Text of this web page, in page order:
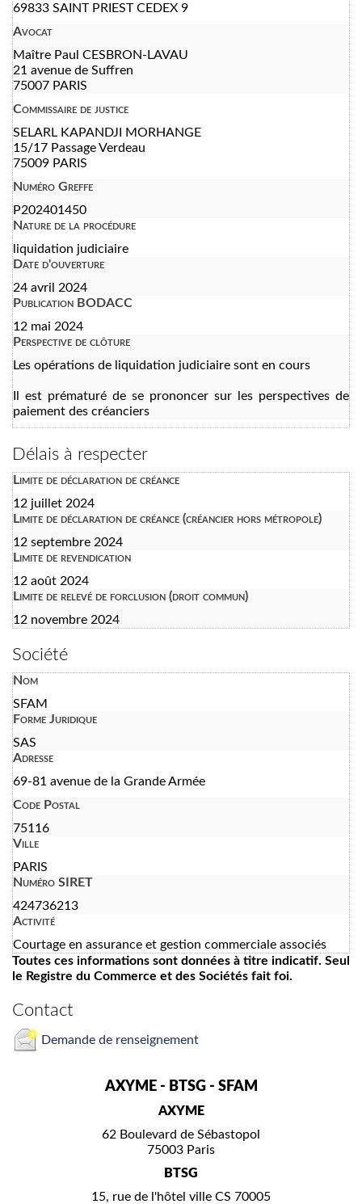
69833 SAINT PRIEST CEDEX 9
Avocat
Maître Paul CESBRON-LAVAU
21 avenue de Suffren
75007 PARIS
Commissaire de justice
SELARL KAPANDJI MORHANGE
15/17 Passage Verdeau
75009 PARIS
Numéro Greffe
P202401450
Nature de la procédure
liquidation judiciaire
Date d'ouverture
24 avril 2024
Publication BODACC
12 mai 2024
Perspective de clôture
Les opérations de liquidation judiciaire sont en cours
Il est prématuré de se prononcer sur les perspectives de
paiement des créanciers
Délais à respecter
Limite de déclaration de créance
12 juillet 2024
Limite de déclaration de créance (créancier hors métropole)
12 septembre 2024
Limite de revendication
12 août 2024
Limite de relevé de forclusion (droit commun)
12 novembre 2024
Société
Nom
SFAM
Forme Juridique
SAS
Adresse
69-81 avenue de la Grande Armée
Code Postal
75116
Ville
PARIS
Numéro SIRET
424736213
Activité
Courtage en assurance et gestion commerciale associés
Toutes ces informations sont données à titre indicatif. Seul
le Registre du Commerce et des Sociétés fait foi.
Contact
Demande de renseignement
AXYME - BTSG - SFAM
AXYME
62 Boulevard de Sébastopol
75003 Paris
BTSG
15, rue de l'hôtel ville CS 70005